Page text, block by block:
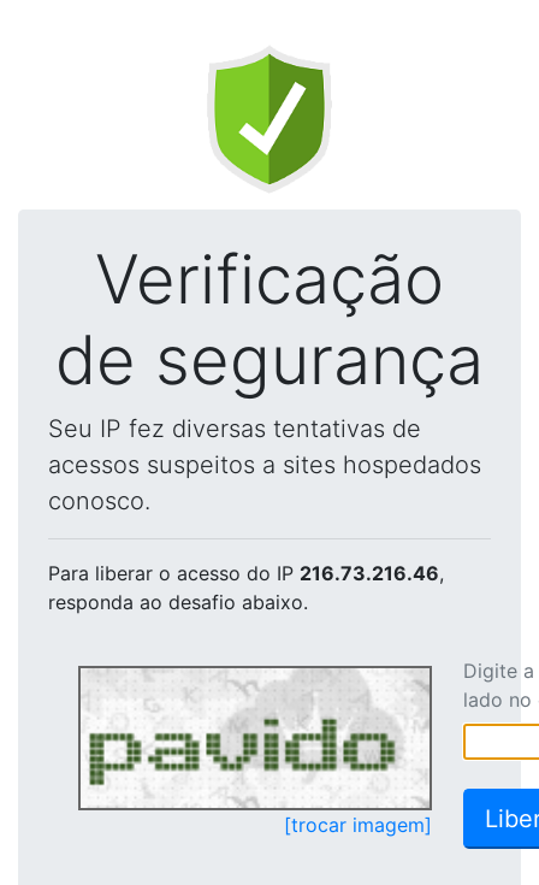
Verificação
de segurança
Seu IP fez diversas tentativas de
acessos suspeitos a sites hospedados
conosco.
Para liberar o acesso do IP 216.73.216.46,
responda ao desafio abaixo.
[trocar imagem]
Digite
lado no